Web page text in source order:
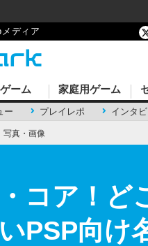
ディア
ー プレイレポ インタ
ーム 家庭用ゲーム
写真・画像
コア！ど
PSP向け